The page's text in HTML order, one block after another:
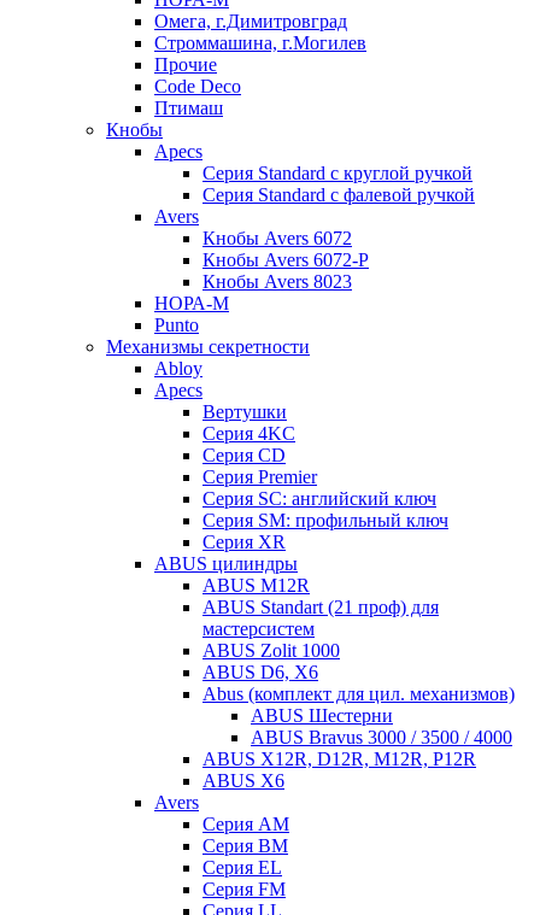
Омега, г.Димитровград
Строммашина, г.Могилев
Прочие
Code Deco
Птимаш
Кнобы
Apecs
Серия Standard с круглой ручкой
Серия Standard с фалевой ручкой
Avers
Кнобы Avers 6072
Кнобы Avers 6072-P
Кнобы Avers 8023
НОРА-М
Punto
Механизмы секретности
Abloy
Apecs
Вертушки
Серия 4KC
Серия CD
Серия Premier
Серия SC: английский ключ
Серия SM: профильный ключ
Серия XR
ABUS цилиндры
ABUS M12R
ABUS Standart (21 проф) для
мастерсистем
ABUS Zolit 1000
ABUS D6, X6
Abus (комплект для цил. механизмов)
ABUS Шестерни
ABUS Bravus 3000 / 3500 / 4000
ABUS X12R, D12R, M12R, P12R
ABUS X6
Avers
Серия AM
Серия BM
Серия EL
Серия FM
Серия LL